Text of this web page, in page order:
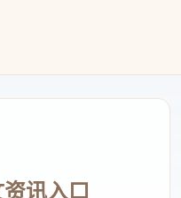
讯入口